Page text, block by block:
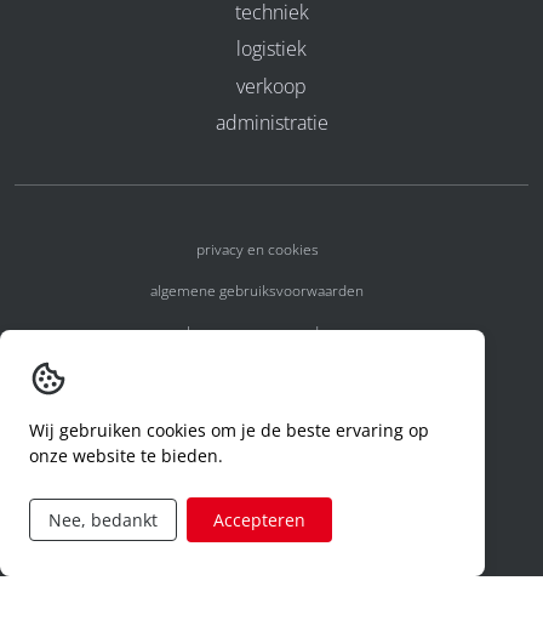
techniek
logistiek
verkoop
administratie
privacy en cookies
algemene gebruiksvoorwaarden
algemene voorwaarden
code of conduct
aanvraag rechten ivm privacy
Wij gebruiken cookies om je de beste ervaring op
onze website te bieden.
Nee, bedankt Accepteren